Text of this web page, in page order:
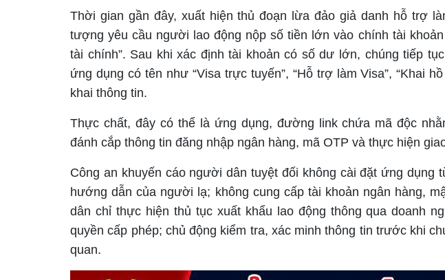
Thời gian gần đây, xuất hiện thủ đoạn lừa đảo giả danh hỗ trợ
tượng yêu cầu người lao động nộp số tiền lớn vào chính tài
tài chính”. Sau khi xác định tài khoản có số dư lớn, chúng tiếp
ứng dụng có tên như “Visa trực tuyến”, “Hỗ trợ làm Visa”, “Khai
khai thông tin.
Thực chất, đây có thể là ứng dụng, đường link chứa mã độc
đánh cắp thông tin đăng nhập ngân hàng, mã OTP và thực hiện
Công an khuyến cáo người dân tuyệt đối không cài đặt ứng dụng
hướng dẫn của người lạ; không cung cấp tài khoản ngân hàng,
dân chỉ thực hiện thủ tục xuất khẩu lao động thông qua doanh
quyền cấp phép; chủ động kiểm tra, xác minh thông tin trước khi
quan.